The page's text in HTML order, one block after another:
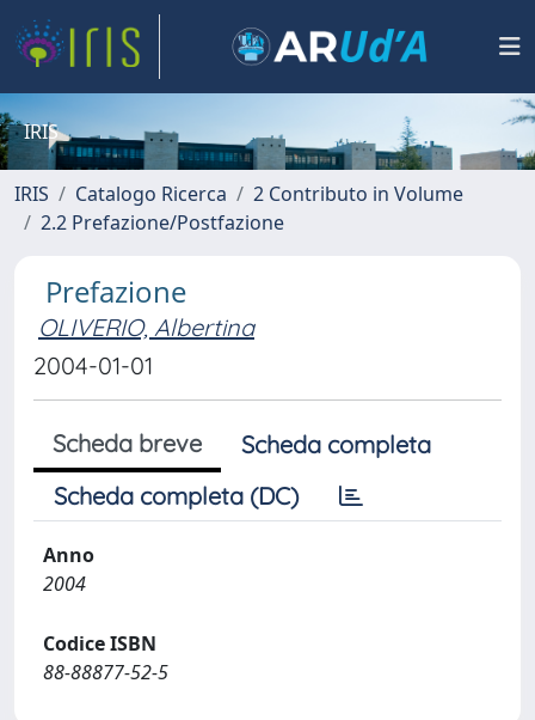
IRIS
IRIS Catalogo Ricerca
2 Contributo in Volume
2.2 Prefazione/Postfazione
Prefazione
OLIVERIO, Albertina
2004-01-01
Scheda breve
Scheda completa
Scheda completa (DC)
Anno
2004
Codice ISBN
88-88877-52-5